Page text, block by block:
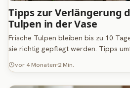
Tipps zur Verlängerung
Tulpen in der Vase
Frische Tulpen bleiben bis zu 10
sie richtig gepflegt werden. Tipps
vor 4 Monaten 2 Min.